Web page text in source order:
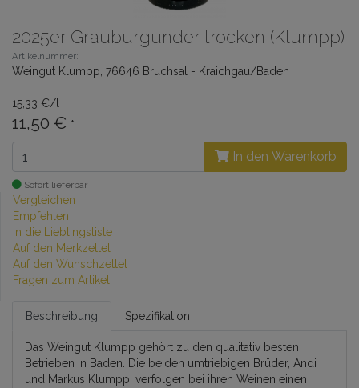
2025er Grauburgunder trocken (Klumpp)
Artikelnummer:
Weingut Klumpp, 76646 Bruchsal - Kraichgau/Baden
15,33 €/l
11,50 € *
In den Warenkorb
Sofort lieferbar
Vergleichen
Empfehlen
In die Lieblingsliste
Auf den Merkzettel
Auf den Wunschzettel
Fragen zum Artikel
Beschreibung Spezifikation
Das Weingut Klumpp gehört zu den qualitativ besten
Betrieben in Baden. Die beiden umtriebigen Brüder, Andi
und Markus Klumpp, verfolgen bei ihren Weinen einen